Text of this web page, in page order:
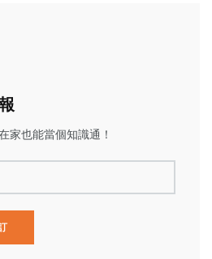
家也能當個知識通！